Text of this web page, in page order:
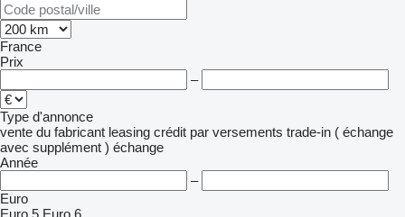
France
Prix
–
Type d'annonce
vente du fabricant leasing crédit par versements trade-in ( échange
avec supplément ) échange
Année
–
Euro
Euro 5 Euro 6